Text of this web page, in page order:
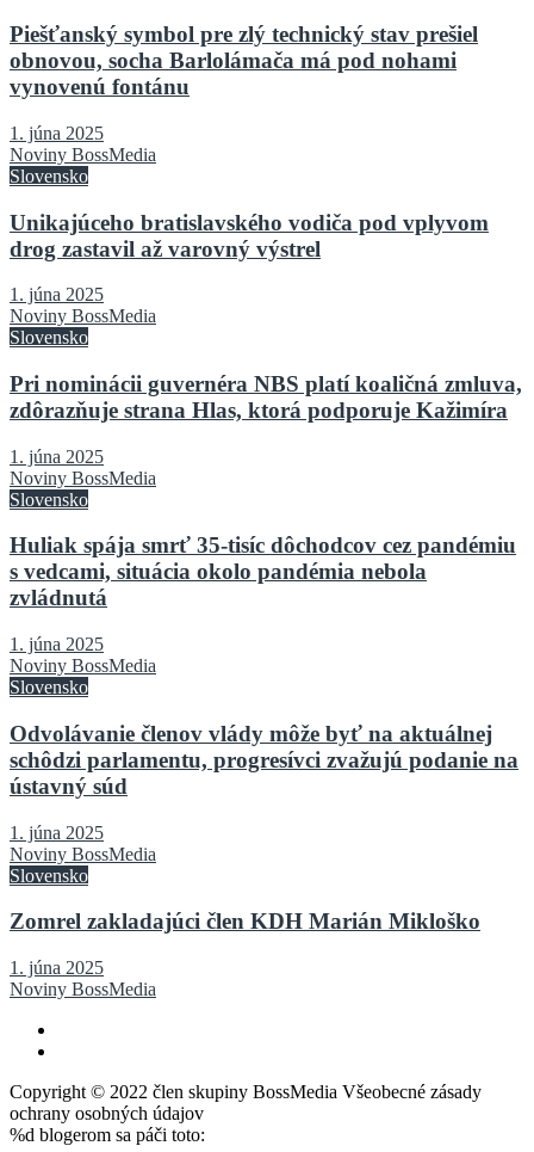
Piešťanský symbol pre zlý technický stav prešiel
obnovou, socha Barlolámača má pod nohami
vynovenú fontánu
1. júna 2025
Noviny BossMedia
Slovensko
Unikajúceho bratislavského vodiča pod vplyvom
drog zastavil až varovný výstrel
1. júna 2025
Noviny BossMedia
Slovensko
Pri nominácii guvernéra NBS platí koaličná zmluva,
zdôrazňuje strana Hlas, ktorá podporuje Kažimíra
1. júna 2025
Noviny BossMedia
Slovensko
Huliak spája smrť 35-tisíc dôchodcov cez pandémiu
s vedcami, situácia okolo pandémia nebola
zvládnutá
1. júna 2025
Noviny BossMedia
Slovensko
Odvolávanie členov vlády môže byť na aktuálnej
schôdzi parlamentu, progresívci zvažujú podanie na
ústavný súd
1. júna 2025
Noviny BossMedia
Slovensko
Zomrel zakladajúci člen KDH Marián Mikloško
1. júna 2025
Noviny BossMedia
Copyright © 2022 člen skupiny BossMedia Všeobecné zásady
ochrany osobných údajov
%d blogerom sa páči toto: